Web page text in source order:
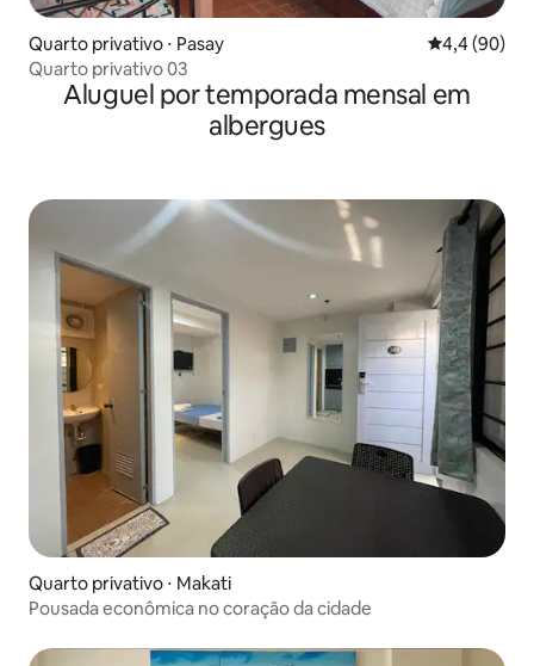
Quarto privativo ⋅ Pasay 4,4 de uma
4,4 (90)
Quarto privativo 03
Aluguel por temporada mensal em
albergues
Quarto privativo ⋅ Makati
Pousada econômica no coração da cidade